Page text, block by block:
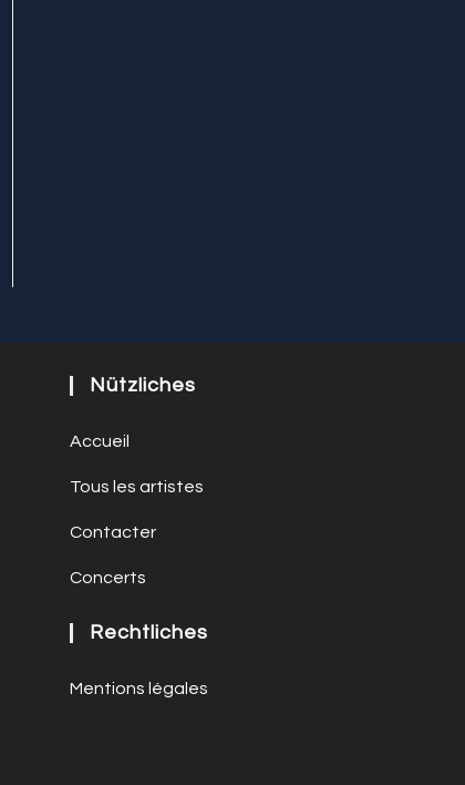
Nützliches
Accueil
Tous les artistes
Contacter
Concerts
Rechtliches
Mentions légales